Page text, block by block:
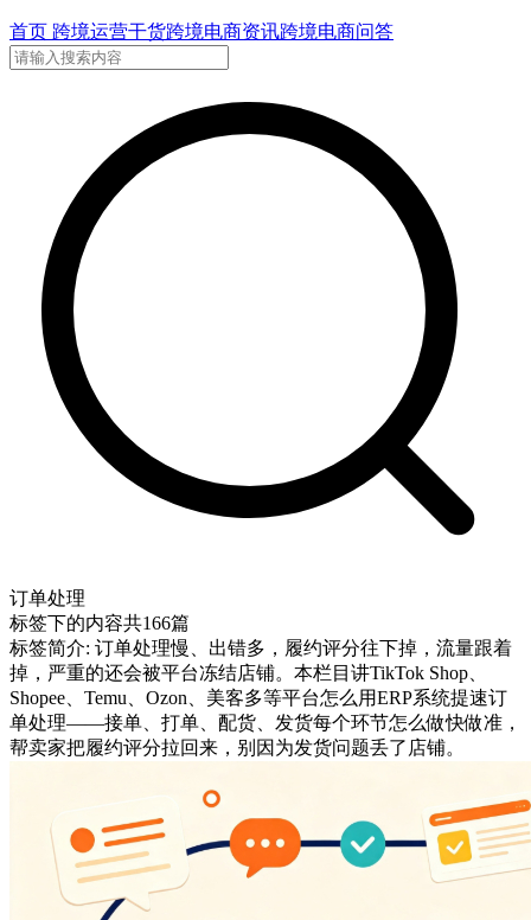
首页 跨境运营干货跨境电商资讯跨境电商问答
订单处理
标签下的内容共166篇
标签简介: 订单处理慢、出错多，履约评分往下掉，流量跟着
掉，严重的还会被平台冻结店铺。本栏目讲TikTok Shop、
Shopee、Temu、Ozon、美客多等平台怎么用ERP系统提速订
单处理——接单、打单、配货、发货每个环节怎么做快做准，
帮卖家把履约评分拉回来，别因为发货问题丢了店铺。